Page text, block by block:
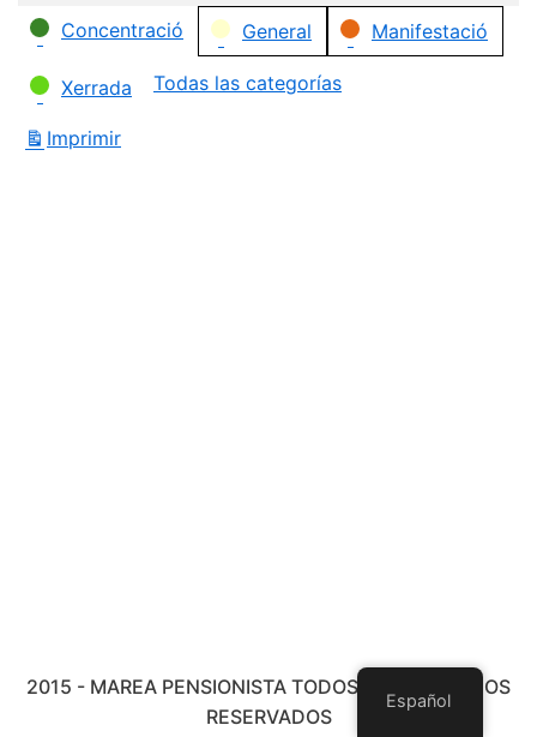
Categorías
Concentració General Manifestació
Xerrada Todas las categorías
Imprimir
2015 - MAREA PENSIONISTA TODOS LOS DERECHOS
RESERVADOS
Español